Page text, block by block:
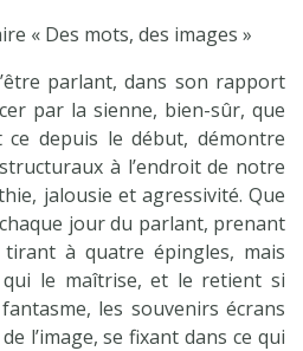
« Des mots, des images »
parlant, dans son rapport
par la sienne, bien-sûr, que
depuis le début, démontre
à l’endroit de notre
jalousie et agressivité. Que
jour du parlant, prenant
à quatre épingles, mais
qui le maîtrise, et le retient si
les souvenirs écrans
l’image, se fixant dans ce qui